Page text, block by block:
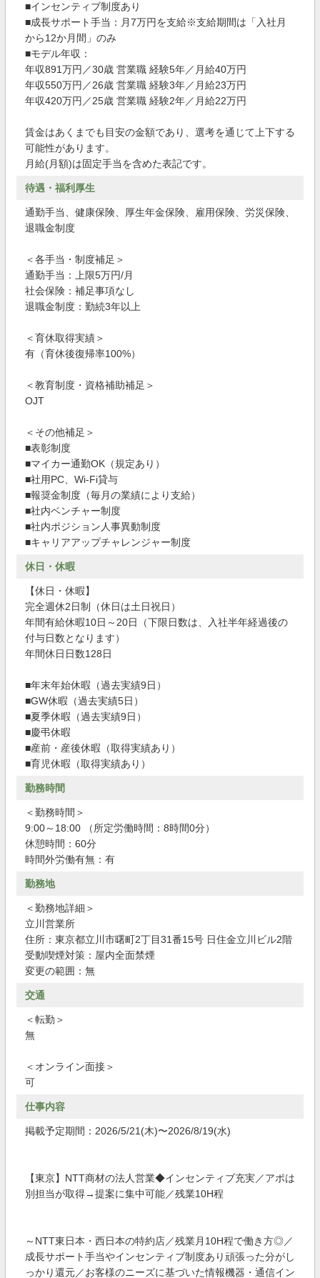
■インセンティブ制度あり
■成長サポート手当：月7万円を支給※支給期間は「入社月
から12か月間」のみ
■モデル年収：
年収891万円／30歳 営業職 経験5年／月給40万円
年収550万円／26歳 営業職 経験3年／月給23万円
年収420万円／25歳 営業職 経験2年／月給22万円
賃金はあくまでも目安の金額であり、選考を通じて上下する
可能性があります。
月給(月額)は固定手当を含めた表記です。
待遇・福利厚生
通勤手当、健康保険、厚生年金保険、雇用保険、労災保険、
退職金制度
＜各手当・制度補足＞
通勤手当：上限5万円/月
社会保険：補足事項なし
退職金制度：勤続3年以上
＜育休取得実績＞
有（育休後復帰率100%）
＜教育制度・資格補助補足＞
OJT
＜その他補足＞
■表彰制度
■マイカー通勤OK（規定あり）
■社用PC、Wi-Fi貸与
■報奨金制度（毎月の業績により支給）
■社内ベンチャー制度
■社内ポジション人事異動制度
■キャリアアップチャレンジャー制度
休日・休暇
【休日・休暇】
完全週休2日制（休日は土日祝日）
年間有給休暇10日～20日（下限日数は、入社半年経過後の
付与日数となります）
年間休日日数128日
■年末年始休暇（過去実績9日）
■GW休暇（過去実績5日）
■夏季休暇（過去実績9日）
■慶弔休暇
■産前・産後休暇（取得実績あり）
■育児休暇（取得実績あり）
勤務時間
＜勤務時間＞
9:00～18:00 （所定労働時間：8時間0分）
休憩時間：60分
時間外労働有無：有
勤務地
＜勤務地詳細＞
立川営業所
住所：東京都立川市曙町2丁目31番15号 日住金立川ビル2階
受動喫煙対策：屋内全面禁煙
変更の範囲：無
交通
＜転勤＞
無
＜オンライン面接＞
可
仕事内容
掲載予定期間：2026/5/21(木)〜2026/8/19(水)
【東京】NTT商材の法人営業◆インセンティブ充実／アポは
別担当が取得→提案に集中可能／残業10H程
～NTT東日本・西日本の特約店／残業月10H程で働き方◎／
成長サポート手当やインセンティブ制度あり頑張った分がし
っかり還元／お客様のニーズに基づいた情報機器・通信イン